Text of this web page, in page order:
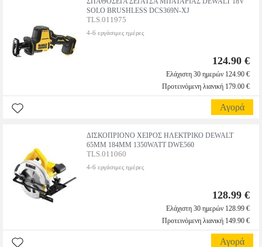
SOLO BRUSHLESS DCS369N-XJ
TLS.011975
4-6 εργάσιμες ημέρες
124.90 €
Ελάχιστη 30 ημερών 124.90 €
Προτεινόμενη λιανική 179.00 €
Αγορά
ΔΙΣΚΟΠΡΙΟΝΟ ΧΕΙΡΟΣ ΗΛΕΚΤΡΙΚΟ DEWALT
65MM 184MM 1350WATT DWE560
TLS.011060
4-6 εργάσιμες ημέρες
128.99 €
Ελάχιστη 30 ημερών 128.99 €
Προτεινόμενη λιανική 149.90 €
Αγορά